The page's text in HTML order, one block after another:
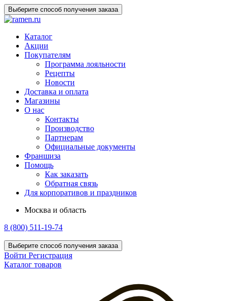
Выберите способ получения заказа
Каталог
Акции
Покупателям
Программа лояльности
Рецепты
Новости
Доставка и оплата
Магазины
О нас
Контакты
Производство
Партнерам
Официальные документы
Франшиза
Помощь
Как заказать
Обратная связь
Для корпоративов и праздников
Москва и область
8 (800) 511-19-74
Выберите способ получения заказа
Войти Регистрация
Каталог товаров